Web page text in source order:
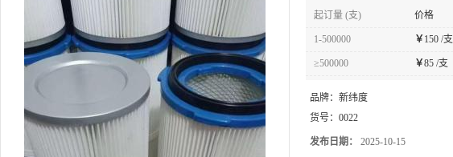
起订量 (支) 价格
1-500000 ￥ 150 /支
≥500000 ￥85 /支
品牌： 新纬度
货号： 0022
发布日期： 2025-10-15